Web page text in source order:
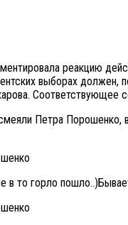
реакцию
выборах должен,
Соответствующее
Петра
в то горло